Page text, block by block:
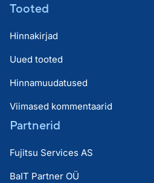
Tooted
Hinnakirjad
Uued tooted
Hinnamuudatused
Viimased kommentaarid
Partnerid
Fujitsu Services AS
BaIT Partner OÜ